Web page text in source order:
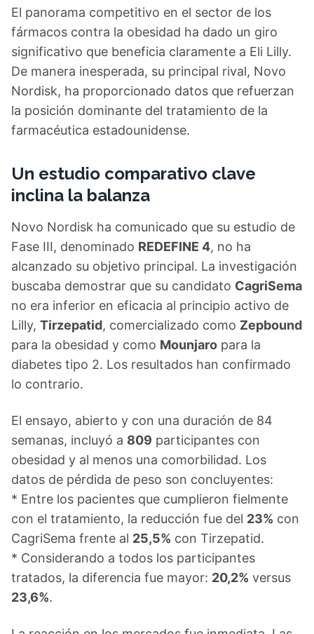
El panorama competitivo en el sector de los
fármacos contra la obesidad ha dado un giro
significativo que beneficia claramente a Eli Lilly.
De manera inesperada, su principal rival, Novo
Nordisk, ha proporcionado datos que refuerzan
la posición dominante del tratamiento de la
farmacéutica estadounidense.
Un estudio comparativo clave
inclina la balanza
Novo Nordisk ha comunicado que su estudio de
Fase III, denominado REDEFINE 4, no ha
alcanzado su objetivo principal. La investigación
buscaba demostrar que su candidato CagriSema
no era inferior en eficacia al principio activo de
Lilly, Tirzepatid, comercializado como Zepbound
para la obesidad y como Mounjaro para la
diabetes tipo 2. Los resultados han confirmado
lo contrario.
El ensayo, abierto y con una duración de 84
semanas, incluyó a 809 participantes con
obesidad y al menos una comorbilidad. Los
datos de pérdida de peso son concluyentes:
* Entre los pacientes que cumplieron fielmente
con el tratamiento, la reducción fue del 23% con
CagriSema frente al 25,5% con Tirzepatid.
* Considerando a todos los participantes
tratados, la diferencia fue mayor: 20,2% versus
23,6%.